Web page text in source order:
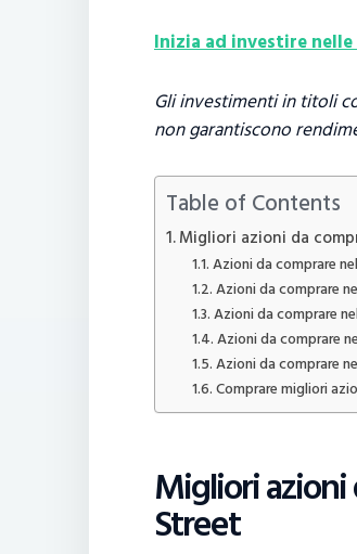
Inizia ad investire
Gli investimenti in titoli
non garantiscono
Table of Contents
Migliori azioni da
Azioni da comprare
Azioni da comprare
Azioni da comprare
Azioni da comprare
Azioni da comprare
Comprare migliori
Migliori azioni
Street